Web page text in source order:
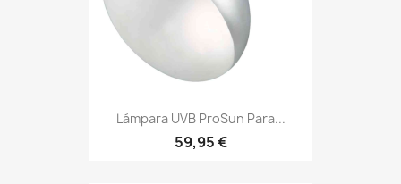
Lámpara UVB ProSun Para...
59,95 €